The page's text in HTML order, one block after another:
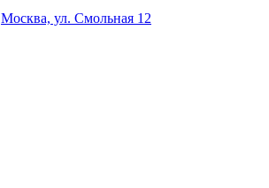
Москва, ул. Смольная 12